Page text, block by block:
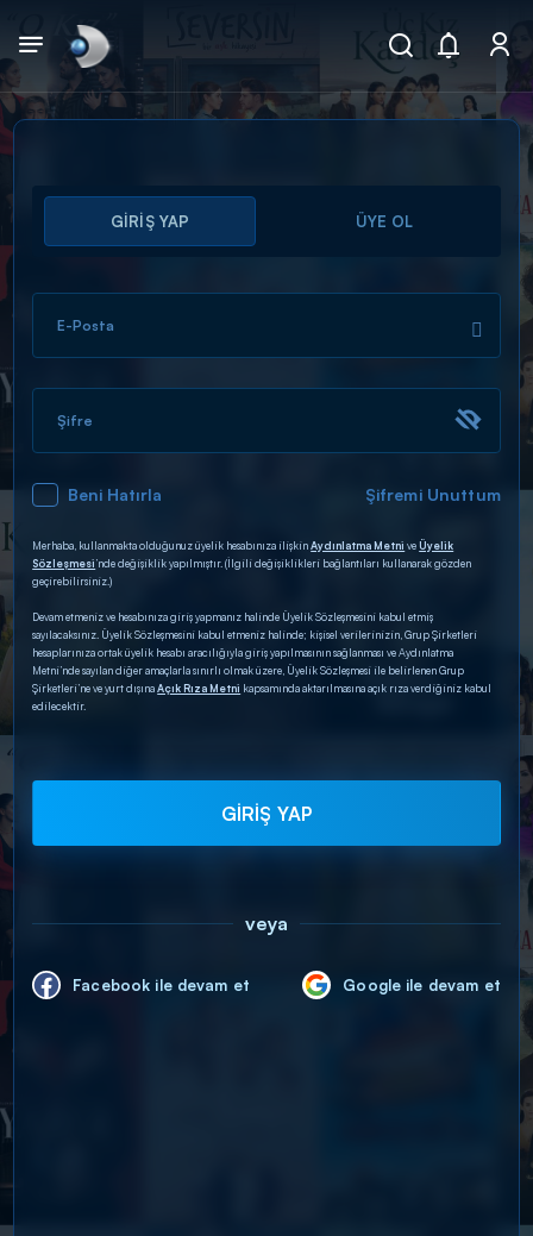
Arama
ARAMA SONUÇLARI
DİĞER SONUÇLAR
GİRİŞ YAP ÜYE OL
E-Posta
Şifre
Beni Hatırla Şifremi Unuttum
Merhaba, kullanmakta olduğunuz üyelik hesabınıza ilişkinAydınlatma Metni veÜyelik
Sözleşmesi’nde değişiklik yapılmıştır. (İlgili değişiklikleri bağlantıları kullanarak gözden
geçirebilirsiniz.)
Devam etmeniz ve hesabınıza giriş yapmanız halinde Üyelik Sözleşmesini kabul etmiş
sayılacaksınız. Üyelik Sözleşmesini kabul etmeniz halinde; kişisel verilerinizin, Grup Şirketleri
hesaplarınıza ortak üyelik hesabı aracılığıyla giriş yapılmasının sağlanması ve Aydınlatma
Metni’nde sayılan diğer amaçlarla sınırlı olmak üzere, Üyelik Sözleşmesi ile belirlenen Grup
Şirketleri’ne ve yurt dışınaAçık Rıza Metni kapsamında aktarılmasına açık rıza verdiğiniz kabul
edilecektir.
GİRİŞ YAP
veya
Facebook ile devam et Google ile devam et